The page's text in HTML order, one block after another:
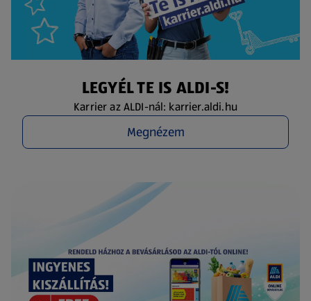
LEGYÉL TE IS ALDI-S!
Karrier az ALDI-nál: karrier.aldi.hu
Megnézem